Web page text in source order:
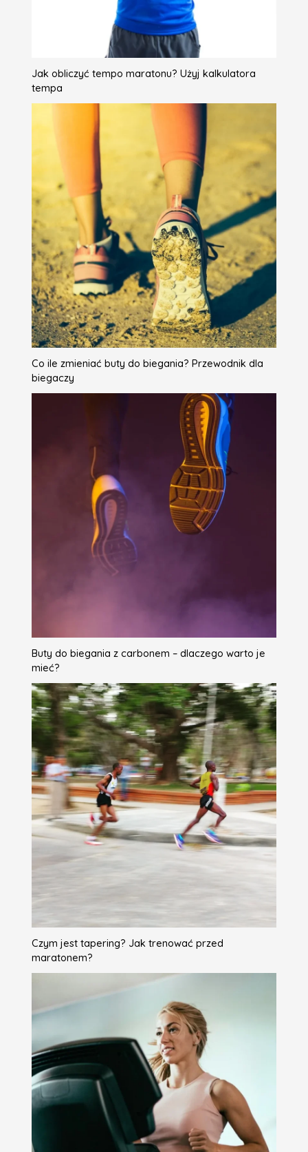
Jak obliczyć tempo maratonu? Użyj kalkulatora
tempa
Co ile zmieniać buty do biegania? Przewodnik dla
biegaczy
Buty do biegania z carbonem – dlaczego warto je
mieć?
Czym jest tapering? Jak trenować przed
maratonem?